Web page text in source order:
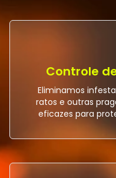
Controle
Eliminamos
ratos e outras
eficazes para